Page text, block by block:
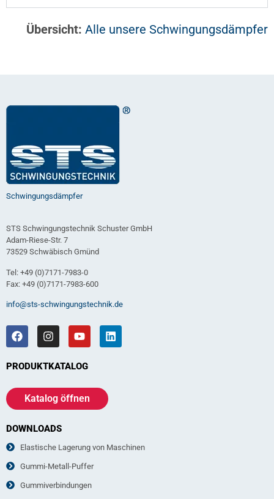
Übersicht: Alle unsere Schwingungsdämpfer
Schwingungsdämpfer
STS Schwingungstechnik Schuster GmbH
Adam-Riese-Str. 7
73529 Schwäbisch Gmünd
Tel: +49 (0)7171-7983-0
Fax: +49 (0)7171-7983-600
info@sts-schwingungstechnik.de
PRODUKTKATALOG
Katalog öffnen
DOWNLOADS
Elastische Lagerung von Maschinen
Gummi-Metall-Puffer
Gummiverbindungen